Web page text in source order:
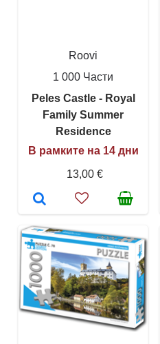
Roovi
1 000 Части
Peles Castle - Royal
Family Summer
Residence
В рамките на 14 дни
13,00 €